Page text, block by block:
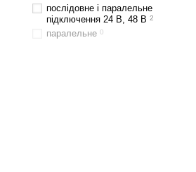
послідовне і паралельне
підключення 24 В, 48 В 2
паралельне 0